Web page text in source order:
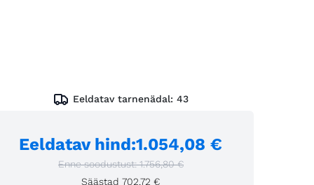
Eeldatav tarnenädal: 43
Eeldatav hind:1.054,08 €
Enne soodustust: 1.756,80 €
Säästad 702,72 €